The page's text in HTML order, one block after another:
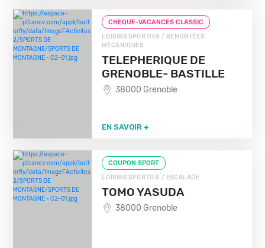
CHEQUE-VACANCES CLASSIC
LOISIRS SPORTIFS / REMONTÉES
MÉCANIQUES
TELEPHERIQUE DE
GRENOBLE- BASTILLE
38000 Grenoble
EN SAVOIR +
COUPON SPORT
LOISIRS SPORTIFS / ESCALADE
TOMO YASUDA
38000 Grenoble